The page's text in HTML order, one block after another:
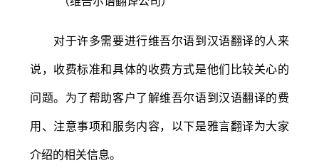
对于许多需要进行维吾尔语到汉语翻译的人来
说，收费标准和具体的收费方式是他们比较关心的
问题。为了帮助客户了解维吾尔语到汉语翻译的费
用、注意事项和服务内容，以下是雅言翻译为大家
介绍的相关信息。